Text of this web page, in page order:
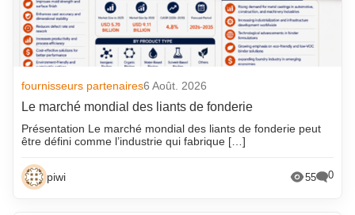
fournisseurs partenaires6 Août. 2026
Le marché mondial des liants de fonderie
Présentation Le marché mondial des liants de fonderie peut
être défini comme l’industrie qui fabrique […]
piwi 55 0